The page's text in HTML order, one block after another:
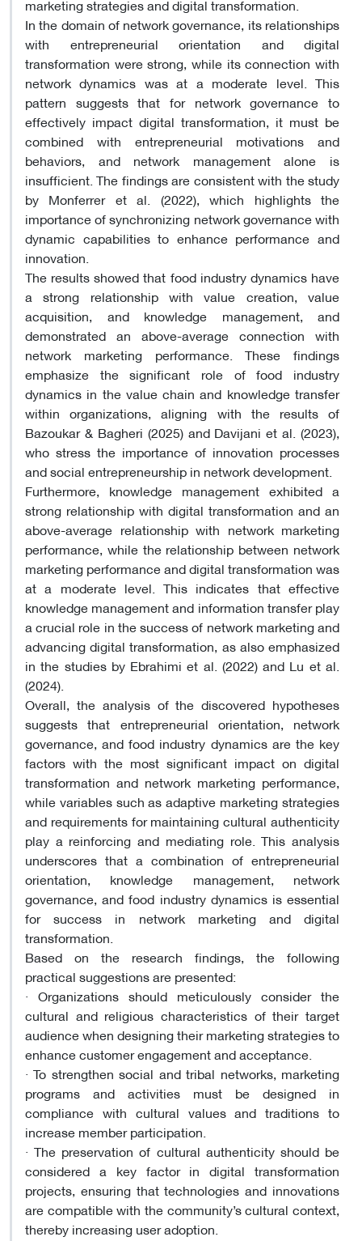
In the domain of network governance, its relationships
with entrepreneurial orientation and digital
transformation were strong, while its connection with
network dynamics was at a moderate level. This
pattern suggests that for network governance to
effectively impact digital transformation, it must be
combined with entrepreneurial motivations and
behaviors, and network management alone is
insufficient. The findings are consistent with the study
by Monferrer et al. (2022), which highlights the
importance of synchronizing network governance with
dynamic capabilities to enhance performance and
innovation.
The results showed that food industry dynamics have
a strong relationship with value creation, value
acquisition, and knowledge management, and
demonstrated an above-average connection with
network marketing performance. These findings
emphasize the significant role of food industry
dynamics in the value chain and knowledge transfer
within organizations, aligning with the results of
Bazoukar & Bagheri (2025) and Davijani et al. (2023),
who stress the importance of innovation processes
and social entrepreneurship in network development.
Furthermore, knowledge management exhibited a
strong relationship with digital transformation and an
above-average relationship with network marketing
performance, while the relationship between network
marketing performance and digital transformation was
at a moderate level. This indicates that effective
knowledge management and information transfer play
a crucial role in the success of network marketing and
advancing digital transformation, as also emphasized
in the studies by Ebrahimi et al. (2022) and Lu et al.
(2024).
Overall, the analysis of the discovered hypotheses
suggests that entrepreneurial orientation, network
governance, and food industry dynamics are the key
factors with the most significant impact on digital
transformation and network marketing performance,
while variables such as adaptive marketing strategies
and requirements for maintaining cultural authenticity
play a reinforcing and mediating role. This analysis
underscores that a combination of entrepreneurial
orientation, knowledge management, network
governance, and food industry dynamics is essential
for success in network marketing and digital
transformation.
Based on the research findings, the following
practical suggestions are presented:
· Organizations should meticulously consider the
cultural and religious characteristics of their target
audience when designing their marketing strategies to
enhance customer engagement and acceptance.
· To strengthen social and tribal networks, marketing
programs and activities must be designed in
compliance with cultural values and traditions to
increase member participation.
· The preservation of cultural authenticity should be
considered a key factor in digital transformation
projects, ensuring that technologies and innovations
are compatible with the community’s cultural context,
thereby increasing user adoption.